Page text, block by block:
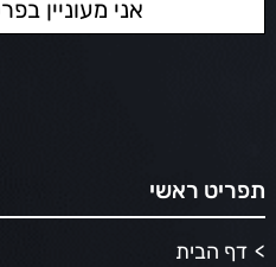
תפריט ראשי
דף הבית